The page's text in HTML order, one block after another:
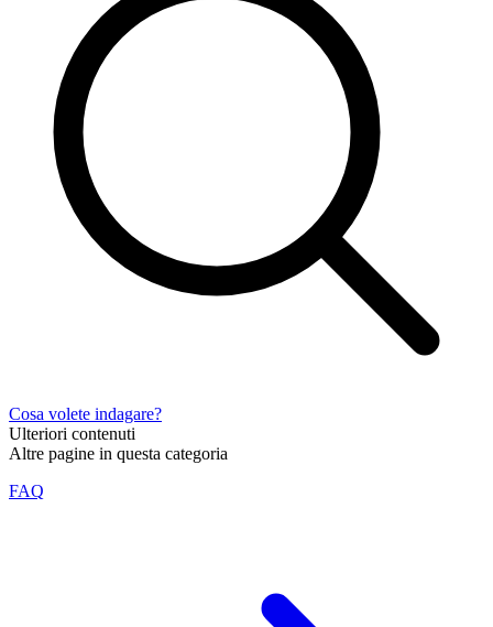
Cosa volete indagare?
Ulteriori contenuti
Altre pagine in questa categoria
FAQ